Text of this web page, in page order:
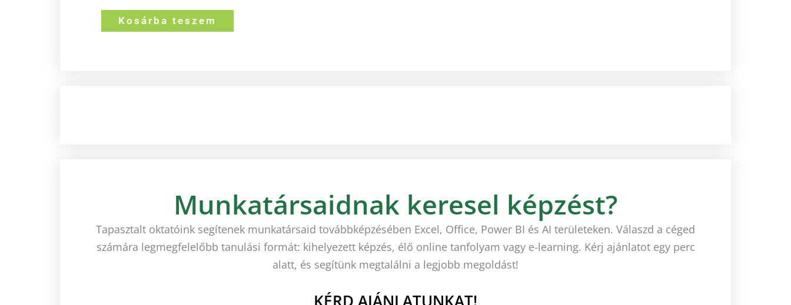
Canva
mester
Kosárba teszem
Munkatársaidnak keresel képzést?
Tapasztalt oktatóink segítenek munkatársaid továbbképzésében Excel, Office, Power BI és AI területeken. Válaszd a céged
számára legmegfelelőbb tanulási formát: kihelyezett képzés, élő online tanfolyam vagy e-learning. Kérj ajánlatot egy perc
alatt, és segítünk megtalálni a legjobb megoldást!